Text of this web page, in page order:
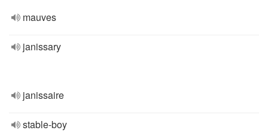
mauves
janissary
janissaire
stable-boy